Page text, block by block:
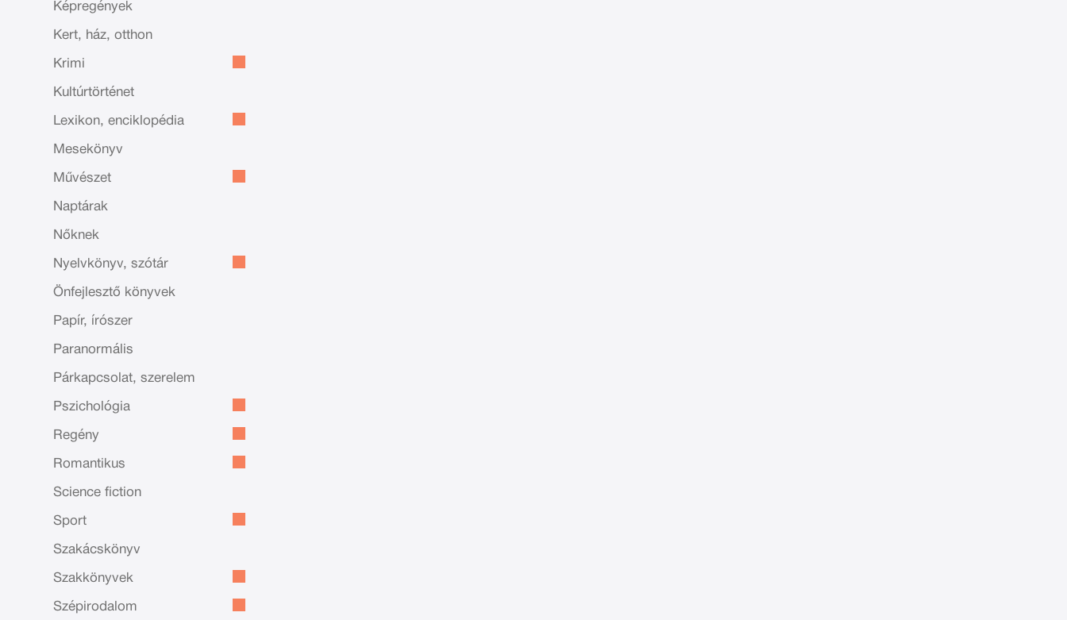
Képregények
Kert, ház, otthon
Krimi
Kultúrtörténet
Lexikon, enciklopédia
Mesekönyv
Művészet
Naptárak
Nőknek
Nyelvkönyv, szótár
Önfejlesztő könyvek
Papír, írószer
Paranormális
Párkapcsolat, szerelem
Pszichológia
Regény
Romantikus
Science fiction
Sport
Szakácskönyv
Szakkönyvek
Szépirodalom